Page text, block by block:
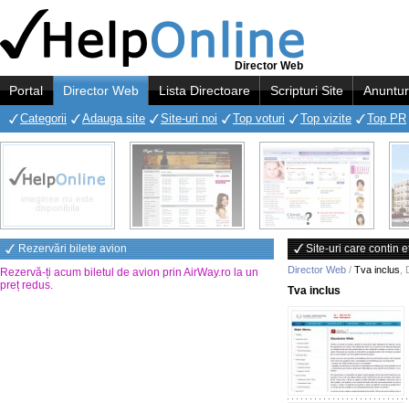
Director Web
Portal Director Web Lista Directoare Scripturi Site
Categorii Adauga site Site-uri noi Top voturi Top vizite Top PR
Rezervări bilete avion
Rezervă-ți acum biletul de avion prin AirWay.ro la un
preț redus.
Site-uri care contin
Director Web / Tva inclus
Tva inclus